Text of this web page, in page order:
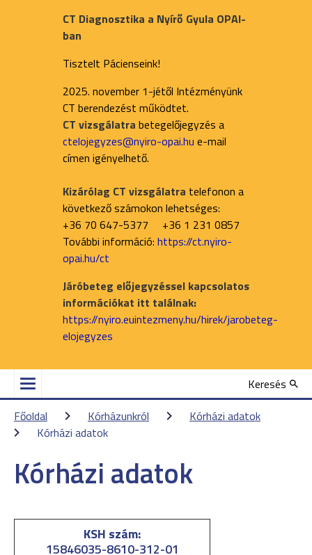
CT Diagnosztika a Nyírő Gyula OPAI-
ban
Tisztelt Pácienseink!
2025. november 1-jétől Intézményünk
CT berendezést működtet.
CT vizsgálatra betegelőjegyzés a
ctelojegyzes@nyiro-opai.hu e-mail
címen igényelhető.
Kizárólag CT vizsgálatra telefonon a
következő számokon lehetséges:
+36 70 647-5377 +36 1 231 0857
További információ: https://ct.nyiro-
opai.hu/ct
Járóbeteg előjegyzéssel kapcsolatos
információkat itt találnak:
https://nyiro.euintezmeny.hu/hirek/jarobeteg-
elojegyzes
Keresés
Főoldal
Kórházunkról
Kórházi adatok
Kórházi adatok
Kórházi adatok
KSH szám:
15846035-8610-312-01